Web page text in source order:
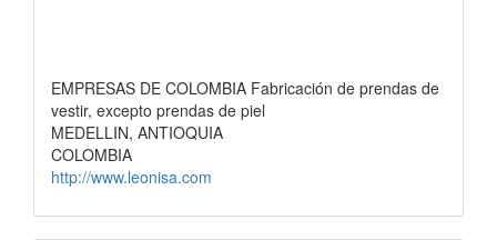
EMPRESAS DE COLOMBIA Fabricación de prendas de
vestir, excepto prendas de piel
MEDELLIN, ANTIOQUIA
COLOMBIA
http://www.leonisa.com